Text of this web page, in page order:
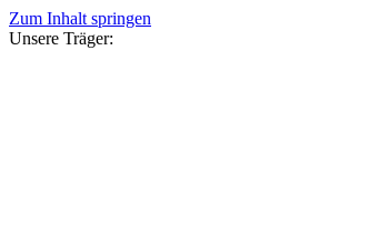
Zum Inhalt springen
Unsere Träger: